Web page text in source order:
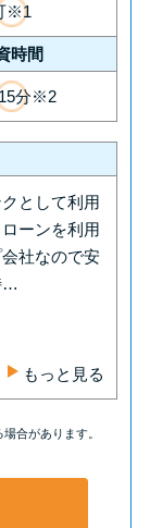
※1
時間
分※2
として利用
ーンを利用
社なので安
…
もっと見る
合があります。